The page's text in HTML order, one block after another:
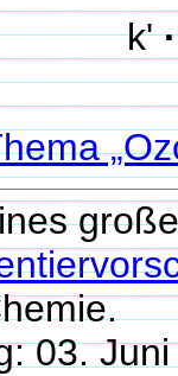
k'·
03.